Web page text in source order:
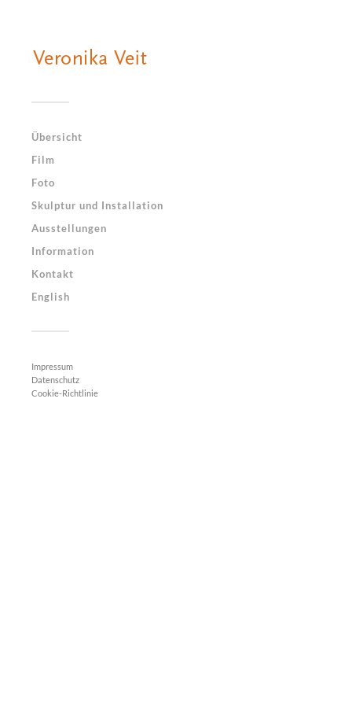
Übersicht
Film
Foto
Skulptur und Installation
Ausstellungen
Information
Kontakt
English
Impressum
Datenschutz
Cookie-Richtlinie